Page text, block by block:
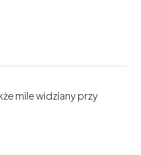
mile widziany przy